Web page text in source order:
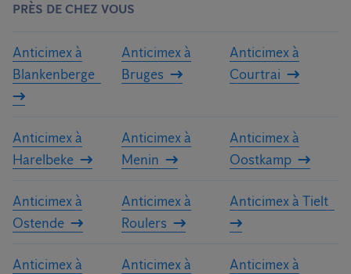
PRÈS DE CHEZ VOUS
Anticimex à
Blankenberge
Anticimex à
Bruges
Anticimex à
Courtrai
Anticimex à
Harelbeke
Anticimex à
Menin
Anticimex à
Oostkamp
Anticimex à
Ostende
Anticimex à
Roulers
Anticimex à Tielt
Anticimex à
Anticimex à
Anticimex à